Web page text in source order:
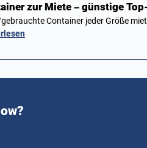
zur Miete – günstige
Container jeder Größe